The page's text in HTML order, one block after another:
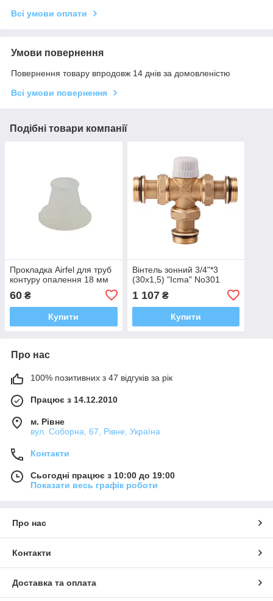
Всі умови оплати
Умови повернення
Повернення товару впродовж 14 днів за домовленістю
Всі умови повернення
Подібні товари компанії
Прокладка Airfel для труб
контуру опалення 18 мм
60 ₴
Купити
Вінтель зонний 3/4"*3
(30х1,5) "Icma" No301
1 107₴
Купити
Про нас
100% позитивних з 47 відгуків за рік
Працює з 14.12.2010
м. Рівне
вул. Соборна, 67, Рівне, Україна
Контакти
Сьогодні працює з 10:00 до 19:00
Показати весь графік роботи
Про нас
Контакти
Доставка та оплата